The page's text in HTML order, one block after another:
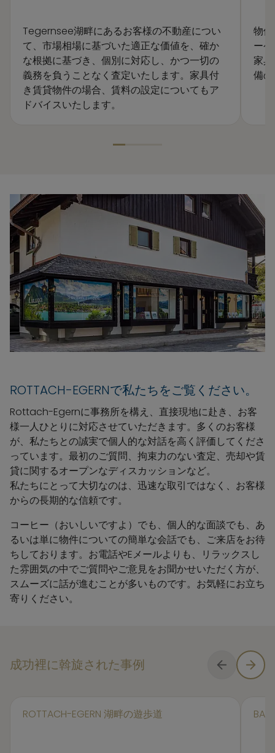
Tegernsee湖畔にあるお客様の不動産につい
て、市場相場に基づいた適正な価値を、確か
な根拠に基づき、個別に対応し、かつ一切の
義務を負うことなく査定いたします。家具付
き賃貸物件の場合、賃料の設定についてもア
ドバイスいたします。
物
ー
家
備
ROTTACH-EGERNで私たちをご覧ください。
Rottach-Egernに事務所を構え、直接現地に赴き、お客
様一人ひとりに対応させていただきます。多くのお客様
が、私たちとの誠実で個人的な対話を高く評価してくださ
っています。最初のご質問、拘束力のない査定、売却や賃
貸に関するオープンなディスカッションなど。
私たちにとって大切なのは、迅速な取引ではなく、お客様
からの長期的な信頼です。
コーヒー（おいしいですよ）でも、個人的な面談でも、あ
るいは単に物件についての簡単な会話でも、ご来店をお待
ちしております。お電話やEメールよりも、リラックスし
た雰囲気の中でご質問やご意見をお聞かせいただく方が、
スムーズに話が進むことが多いものです。お気軽にお立ち
寄りください。
成功裡に斡旋された事例
ROTTACH-EGERN 湖畔の遊歩道 BAD